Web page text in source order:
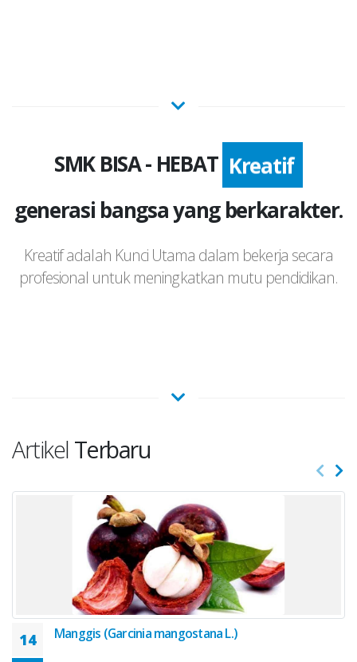
SMK BISA - HEBAT Kreatif
generasi bangsa yang berkarakter.
Kreatif adalah Kunci Utama dalam bekerja secara
profesional untuk meningkatkan mutu pendidikan.
Artikel Terbaru
14 Manggis (Garcinia mangostana L.)